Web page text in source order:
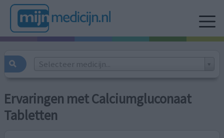
Selecteer medicijn...
Ervaringen met Calciumgluconaat
Tabletten